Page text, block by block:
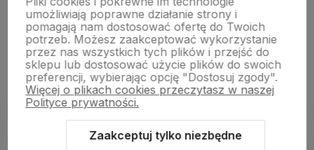
O nas
umożliwiają poprawne działanie strony i
pomagają nam dostosować ofertę do Twoich
potrzeb. Możesz zaakceptować wykorzystanie
przez nas wszystkich tych plików i przejść do
sklepu lub dostosować użycie plików do swoich
preferencji, wybierając opcję "Dostosuj zgody".
Więcej o plikach cookies przeczytasz w naszej
Polityce prywatności.
Zaakceptuj tylko niezbędne